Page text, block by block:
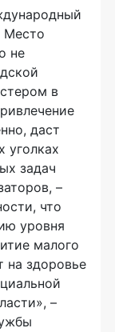
Место
не
в
даст
уголках
задач
–
что
уровня
малого
на здоровье
–